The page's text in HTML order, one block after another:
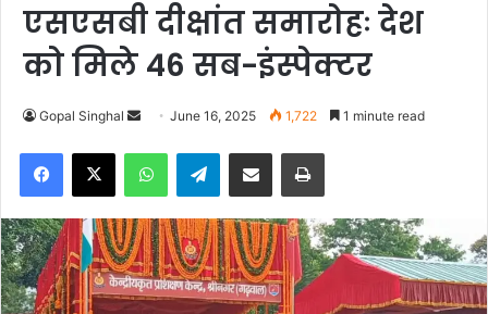
एसएसबी दीक्षांत समारोहः देश
को मिले 46 सब-इंस्पेक्टर
Gopal Singhal
n
d
a
n
e
m
June 16, 2025 1,722 1 minute read
Telegram